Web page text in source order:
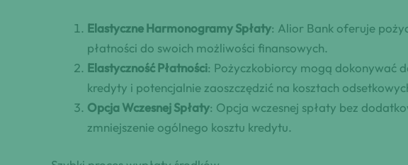
Elastyczne Harmonogramy Spłaty: Alior Bank oferuje
płatności do swoich możliwości finansowych.
Elastyczność Płatności: Pożyczkobiorcy mogą dokonywać
kredyty i potencjalnie zaoszczędzić na kosztach
Opcja Wczesnej Spłaty: Opcja wczesnej spłaty bez
zmniejszenie ogólnego kosztu kredytu.